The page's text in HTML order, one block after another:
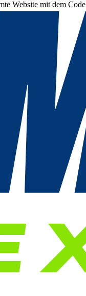
Website mit dem Code